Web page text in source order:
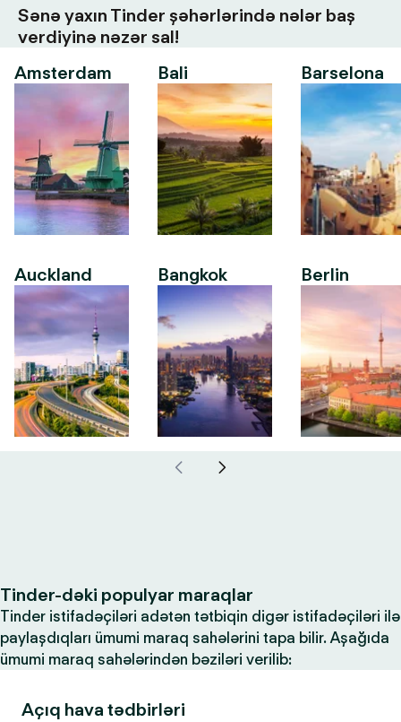
Sənə yaxın Tinder şəhərlərində nələr baş
verdiyinə nəzər sal!
Amsterdam
Auckland
Bali
Bangkok
Barselona
Berlin
Tinder-dəki populyar maraqlar
Tinder istifadəçiləri adətən tətbiqin digər istifadəçiləri ilə
paylaşdıqları ümumi maraq sahələrini tapa bilir. Aşağıda
ümumi maraq sahələrindən bəziləri verilib:
Açıq hava tədbirləri